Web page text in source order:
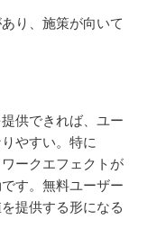
り、施策が向いて
供できれば、ユー
やすい。特に
ークエフェクトが
す。無料ユーザー
提供する形になる